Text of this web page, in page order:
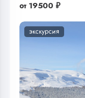
от 19500 ₽
экскурсия